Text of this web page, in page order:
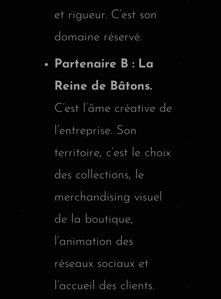
et rigueur. C’est son
domaine réservé.
Partenaire B : La
Reine de Bâtons.
C’est l’âme créative de
l’entreprise. Son
territoire, c’est le choix
des collections, le
merchandising visuel
de la boutique,
l’animation des
réseaux sociaux et
l’accueil des clients.